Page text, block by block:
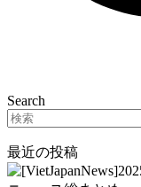
Search
最近の投稿